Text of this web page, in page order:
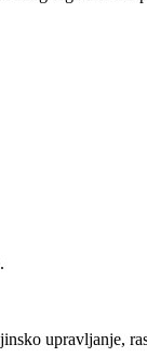
upravljanje,